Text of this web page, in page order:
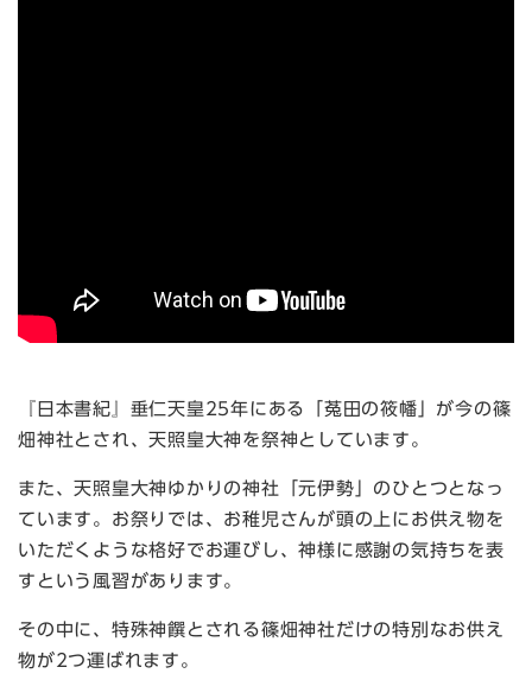
『日本書紀』垂仁天皇25年にある「菟田の筱幡」が今の篠
畑神社とされ、天照皇大神を祭神としています。
また、天照皇大神ゆかりの神社「元伊勢」のひとつとなっ
ています。お祭りでは、お稚児さんが頭の上にお供え物を
いただくような格好でお運びし、神様に感謝の気持ちを表
すという風習があります。
その中に、特殊神饌とされる篠畑神社だけの特別なお供え
物が2つ運ばれます。